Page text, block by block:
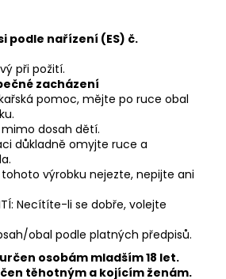
podle nařízení (ES) č.
při požití.
zacházení
pomoc, mějte po ruce obal
mimo dosah dětí.
důkladně omyjte ruce a
tohoto výrobku nejezte, nepijte ani
Necítíte-li se dobře, volejte
obal podle platných předpisů.